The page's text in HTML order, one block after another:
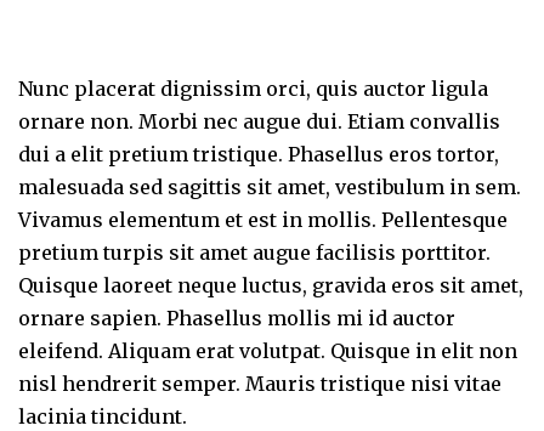
Nunc placerat dignissim orci, quis auctor ligula
ornare non. Morbi nec augue dui. Etiam convallis
dui a elit pretium tristique. Phasellus eros tortor,
malesuada sed sagittis sit amet, vestibulum in sem.
Vivamus elementum et est in mollis. Pellentesque
pretium turpis sit amet augue facilisis porttitor.
Quisque laoreet neque luctus, gravida eros sit amet,
ornare sapien. Phasellus mollis mi id auctor
eleifend. Aliquam erat volutpat. Quisque in elit non
nisl hendrerit semper. Mauris tristique nisi vitae
lacinia tincidunt.